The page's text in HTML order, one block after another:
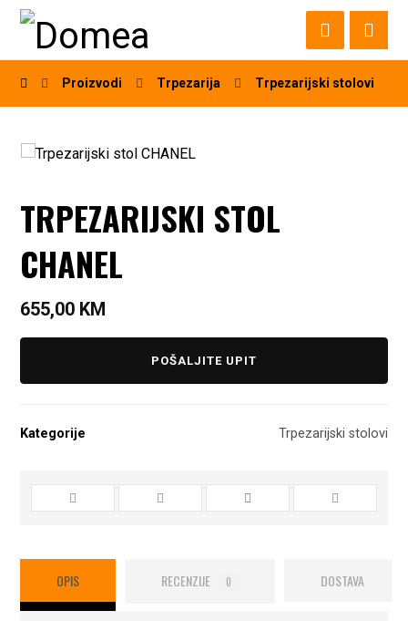
Proizvodi Trpezarija Trpezarijski stolovi
TRPEZARIJSKI STOL
CHANEL
655,00 KM
POŠALJITE UPIT
Kategorije Trpezarijski stolovi
OPIS RECENZIJE 0 DOSTAVA